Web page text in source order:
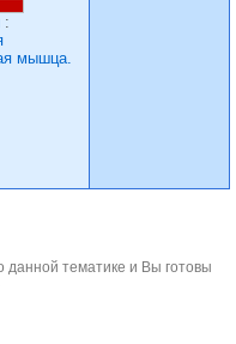
:
мышца.
тематике и Вы готовы